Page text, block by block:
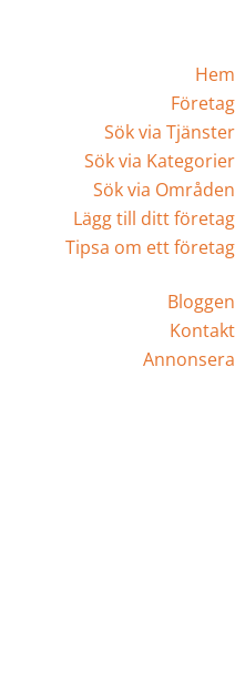
Hem
Företag
Sök via Tjänster
Sök via Kategorier
Sök via Områden
Lägg till ditt företag
Tipsa om ett företag
Bloggen
Kontakt
Annonsera